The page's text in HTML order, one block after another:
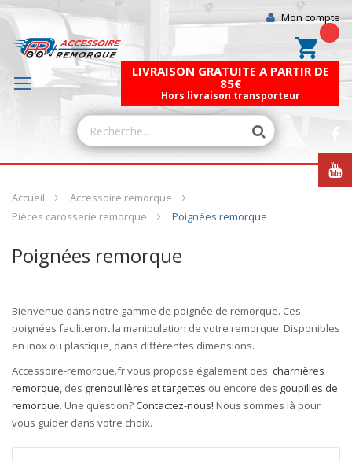
Mon compte
Mon
LIVRAISON GRATUITE A PARTIR DE
85€
Hors livraison transporteur
Accueil
Accessoire remorque
Pièces carosserie remorque
Poignées remorque
Poignées remorque
Bienvenue dans notre gamme de poignée de remorque. Ces
poignées faciliteront la manipulation de votre remorque. Disponibles
en inox ou plastique, dans différentes dimensions.
Accessoire-remorque.fr vous propose également des charnières
remorque, des grenouillères et targettes ou encore des goupilles de
remorque. Une question?Contactez-nous! Nous sommes là pour
vous guider dans votre choix.